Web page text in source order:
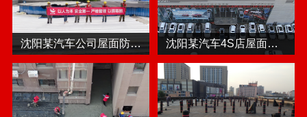
方大健身中心屋面防水 沈阳汇凌门窗屋面防水